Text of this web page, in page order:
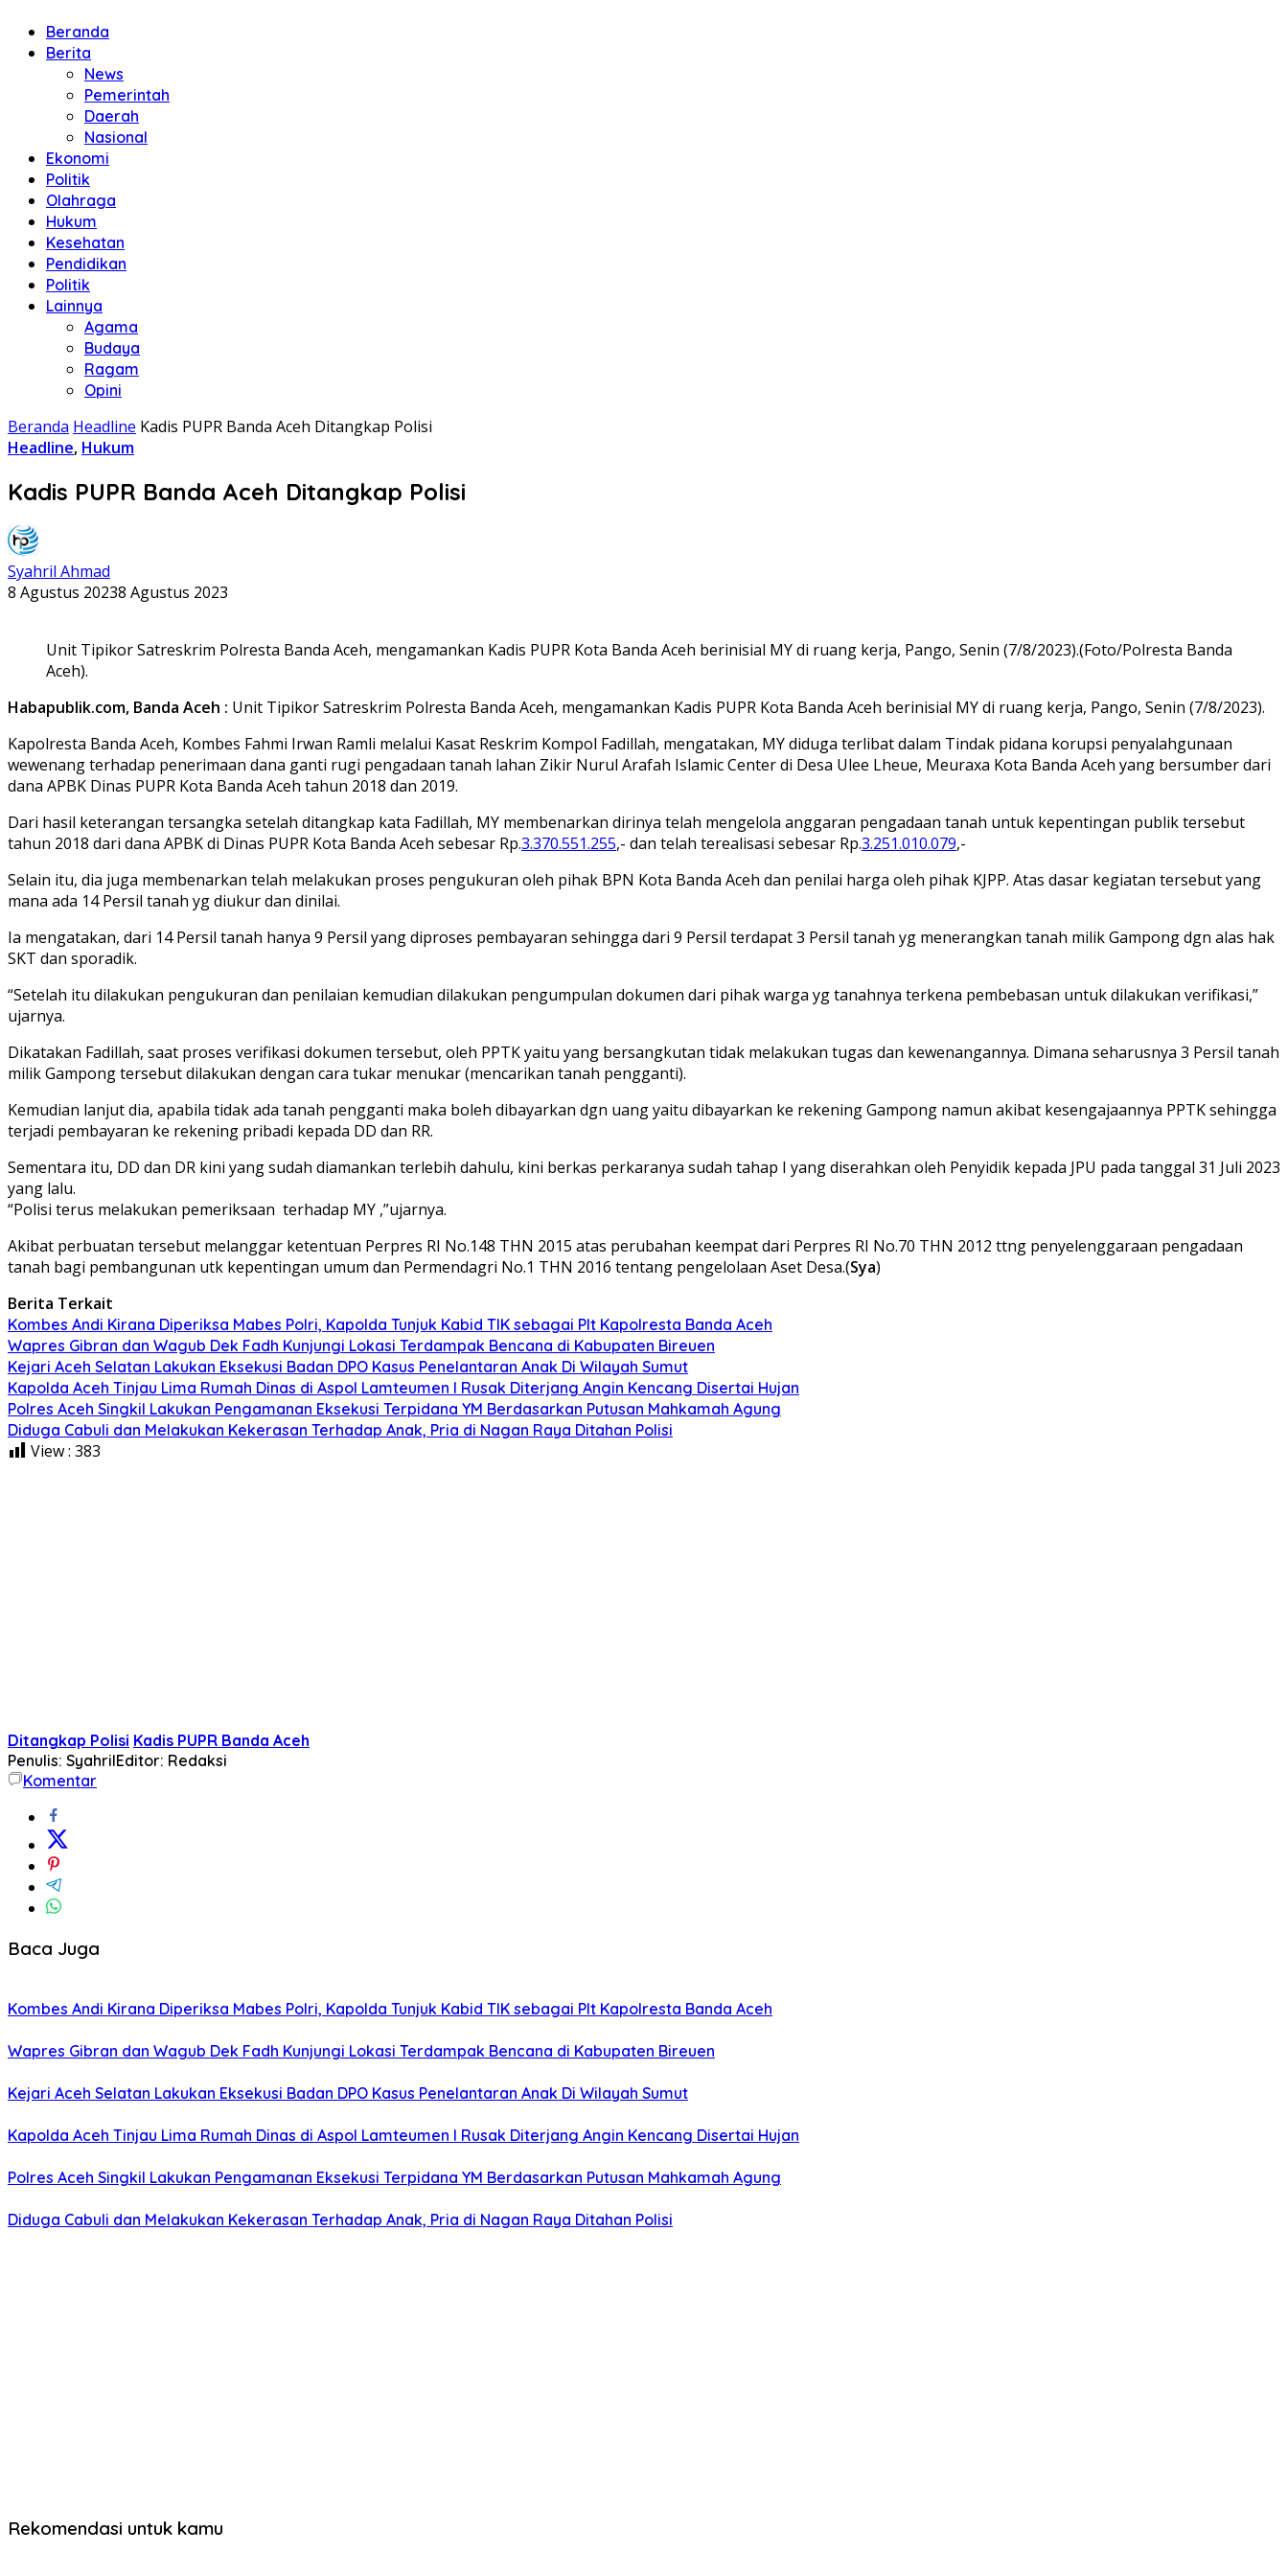
Beranda
Berita
News
Pemerintah
Daerah
Nasional
Ekonomi
Politik
Olahraga
Hukum
Kesehatan
Pendidikan
Politik
Lainnya
Agama
Budaya
Ragam
Opini
Beranda Headline Kadis PUPR Banda Aceh Ditangkap Polisi
Headline, Hukum
Kadis PUPR Banda Aceh Ditangkap Polisi
Syahril Ahmad
8 Agustus 20238 Agustus 2023
Unit Tipikor Satreskrim Polresta Banda Aceh, mengamankan Kadis PUPR Kota Banda Aceh berinisial MY di ruang kerja, Pango, Senin (7/8/2023).(Foto/Polresta Banda
Aceh).
Habapublik.com, Banda Aceh : Unit Tipikor Satreskrim Polresta Banda Aceh, mengamankan Kadis PUPR Kota Banda Aceh berinisial MY di ruang kerja, Pango, Senin (7/8/2023).
Kapolresta Banda Aceh, Kombes Fahmi Irwan Ramli melalui Kasat Reskrim Kompol Fadillah, mengatakan, MY diduga terlibat dalam Tindak pidana korupsi penyalahgunaan
wewenang terhadap penerimaan dana ganti rugi pengadaan tanah lahan Zikir Nurul Arafah Islamic Center di Desa Ulee Lheue, Meuraxa Kota Banda Aceh yang bersumber dari
dana APBK Dinas PUPR Kota Banda Aceh tahun 2018 dan 2019.
Dari hasil keterangan tersangka setelah ditangkap kata Fadillah, MY membenarkan dirinya telah mengelola anggaran pengadaan tanah untuk kepentingan publik tersebut
tahun 2018 dari dana APBK di Dinas PUPR Kota Banda Aceh sebesar Rp.3.370.551.255,- dan telah terealisasi sebesar Rp.3.251.010.079,-
Selain itu, dia juga membenarkan telah melakukan proses pengukuran oleh pihak BPN Kota Banda Aceh dan penilai harga oleh pihak KJPP. Atas dasar kegiatan tersebut yang
mana ada 14 Persil tanah yg diukur dan dinilai.
Ia mengatakan, dari 14 Persil tanah hanya 9 Persil yang diproses pembayaran sehingga dari 9 Persil terdapat 3 Persil tanah yg menerangkan tanah milik Gampong dgn alas hak
SKT dan sporadik.
“Setelah itu dilakukan pengukuran dan penilaian kemudian dilakukan pengumpulan dokumen dari pihak warga yg tanahnya terkena pembebasan untuk dilakukan verifikasi,”
ujarnya.
Dikatakan Fadillah, saat proses verifikasi dokumen tersebut, oleh PPTK yaitu yang bersangkutan tidak melakukan tugas dan kewenangannya. Dimana seharusnya 3 Persil tanah
milik Gampong tersebut dilakukan dengan cara tukar menukar (mencarikan tanah pengganti).
Kemudian lanjut dia, apabila tidak ada tanah pengganti maka boleh dibayarkan dgn uang yaitu dibayarkan ke rekening Gampong namun akibat kesengajaannya PPTK sehingga
terjadi pembayaran ke rekening pribadi kepada DD dan RR.
Sementara itu, DD dan DR kini yang sudah diamankan terlebih dahulu, kini berkas perkaranya sudah tahap I yang diserahkan oleh Penyidik kepada JPU pada tanggal 31 Juli 2023
yang lalu.
“Polisi terus melakukan pemeriksaan terhadap MY ,”ujarnya.
Akibat perbuatan tersebut melanggar ketentuan Perpres RI No.148 THN 2015 atas perubahan keempat dari Perpres RI No.70 THN 2012 ttng penyelenggaraan pengadaan
tanah bagi pembangunan utk kepentingan umum dan Permendagri No.1 THN 2016 tentang pengelolaan Aset Desa.(Sya)
Berita Terkait
Kombes Andi Kirana Diperiksa Mabes Polri, Kapolda Tunjuk Kabid TIK sebagai Plt Kapolresta Banda Aceh
Wapres Gibran dan Wagub Dek Fadh Kunjungi Lokasi Terdampak Bencana di Kabupaten Bireuen
Kejari Aceh Selatan Lakukan Eksekusi Badan DPO Kasus Penelantaran Anak Di Wilayah Sumut
Kapolda Aceh Tinjau Lima Rumah Dinas di Aspol Lamteumen I Rusak Diterjang Angin Kencang Disertai Hujan
Polres Aceh Singkil Lakukan Pengamanan Eksekusi Terpidana YM Berdasarkan Putusan Mahkamah Agung
Diduga Cabuli dan Melakukan Kekerasan Terhadap Anak, Pria di Nagan Raya Ditahan Polisi
View : 383
Ditangkap Polisi Kadis PUPR Banda Aceh
Penulis: SyahrilEditor: Redaksi
Komentar
Baca Juga
Kombes Andi Kirana Diperiksa Mabes Polri, Kapolda Tunjuk Kabid TIK sebagai Plt Kapolresta Banda Aceh
Wapres Gibran dan Wagub Dek Fadh Kunjungi Lokasi Terdampak Bencana di Kabupaten Bireuen
Kejari Aceh Selatan Lakukan Eksekusi Badan DPO Kasus Penelantaran Anak Di Wilayah Sumut
Kapolda Aceh Tinjau Lima Rumah Dinas di Aspol Lamteumen I Rusak Diterjang Angin Kencang Disertai Hujan
Polres Aceh Singkil Lakukan Pengamanan Eksekusi Terpidana YM Berdasarkan Putusan Mahkamah Agung
Diduga Cabuli dan Melakukan Kekerasan Terhadap Anak, Pria di Nagan Raya Ditahan Polisi
Rekomendasi untuk kamu